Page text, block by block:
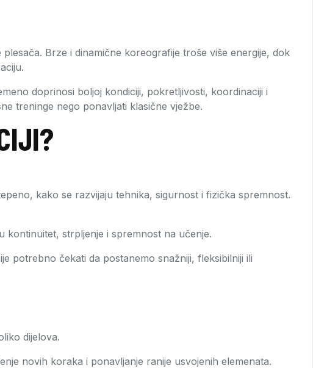
Brze i dinamične koreografije troše više energije, dok
doprinosi boljoj kondiciji, pokretljivosti, koordinaciji i
treninge nego ponavljati klasične vježbe.
kako se razvijaju tehnika, sigurnost i fizička spremnost.
kontinuitet, strpljenje i spremnost na učenje.
potrebno čekati da postanemo snažniji, fleksibilniji ili
dijelova.
novih koraka i ponavljanje ranije usvojenih elemenata.